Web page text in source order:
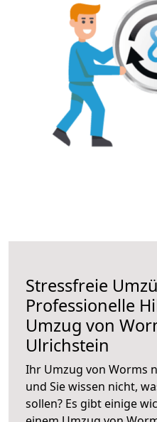
Stressfreie
Professionelle
Umzug von
Ulrichstein
Ihr Umzug von Worms
und Sie wissen nicht,
sollen? Es gibt einige